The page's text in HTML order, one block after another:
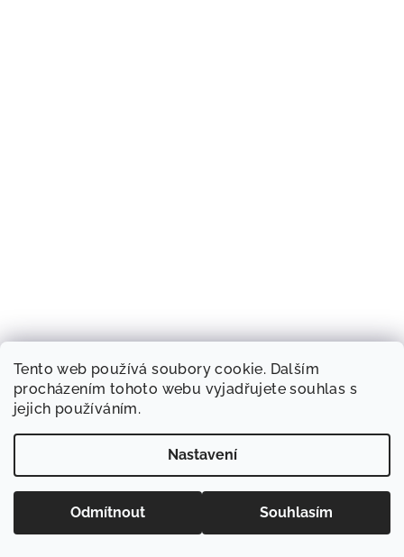
Tento web používá soubory cookie. Dalším
procházením tohoto webu vyjadřujete souhlas s
jejich používáním.
Nastavení
Odmítnout Souhlasím